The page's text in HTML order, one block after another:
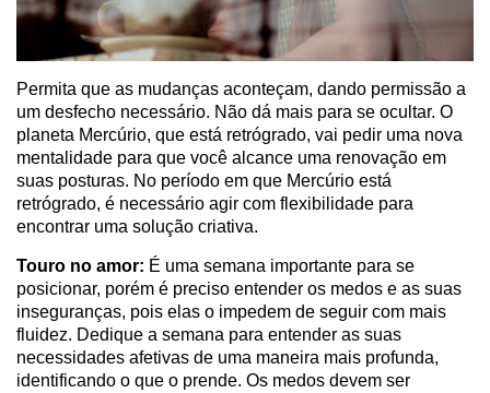
Permita que as mudanças aconteçam, dando permissão a
um desfecho necessário. Não dá mais para se ocultar. O
planeta Mercúrio, que está retrógrado, vai pedir uma nova
mentalidade para que você alcance uma renovação em
suas posturas. No período em que Mercúrio está
retrógrado, é necessário agir com flexibilidade para
encontrar uma solução criativa.
Touro no amor: É uma semana importante para se
posicionar, porém é preciso entender os medos e as suas
inseguranças, pois elas o impedem de seguir com mais
fluidez. Dedique a semana para entender as suas
necessidades afetivas de uma maneira mais profunda,
identificando o que o prende. Os medos devem ser